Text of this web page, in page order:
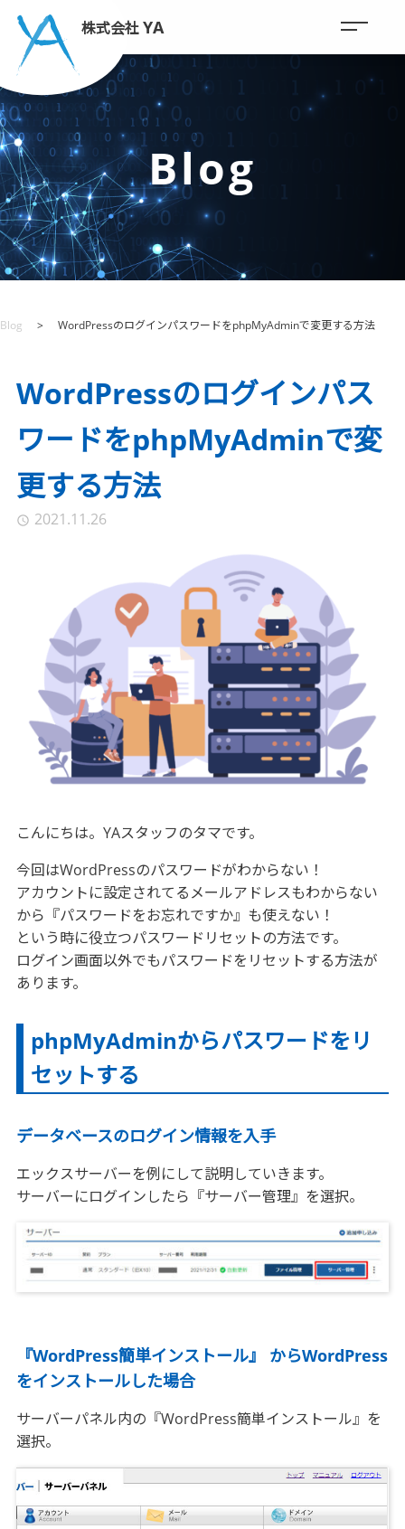
株式会社YA
Blog
Blog WordPressのログインパスワードをphpMyAdminで変更する方法
WordPressのログインパス
ワードをphpMyAdminで変
更する方法
2021.11.26
こんにちは。YAスタッフのタマです。
今回はWordPressのパスワードがわからない！
アカウントに設定されてるメールアドレスもわからない
から『パスワードをお忘れですか』も使えない！
という時に役立つパスワードリセットの方法です。
ログイン画面以外でもパスワードをリセットする方法が
あります。
phpMyAdminからパスワードをリ
セットする
データベースのログイン情報を入手
エックスサーバーを例にして説明していきます。
サーバーにログインしたら『サーバー管理』を選択。
『WordPress簡単インストール』 からWordPress
をインストールした場合
サーバーパネル内の『WordPress簡単インストール』を
選択。